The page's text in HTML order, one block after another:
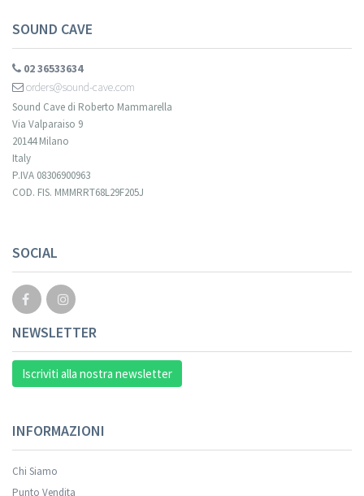
SOUND CAVE
02 36533634
orders@sound-cave.com
Sound Cave di Roberto Mammarella
Via Valparaiso 9
20144 Milano
Italy
P.IVA 08306900963
COD. FIS. MMMRRT68L29F205J
SOCIAL
NEWSLETTER
Iscriviti alla nostra newsletter
INFORMAZIONI
Chi Siamo
Punto Vendita